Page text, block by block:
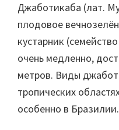
Джаботикаба (лат.
плодовое
кустарник
очень медленно,
метров. Виды
тропических
особенно в Бразилии.